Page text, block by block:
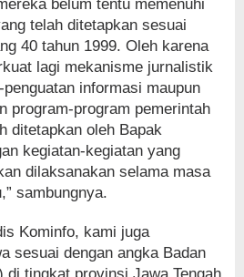
belum tentu memenuhi
telah ditetapkan sesuai
40 tahun 1999. Oleh karena
lagi mekanisme jurnalistik
informasi maupun
program-program pemerintah
ditetapkan oleh Bapak
kegiatan-kegiatan yang
dilaksanakan selama masa
sambungnya.
Kominfo, kami juga
sesuai dengan angka Badan